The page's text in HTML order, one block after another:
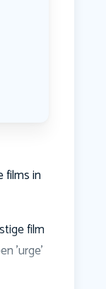
films in
film
'urge'